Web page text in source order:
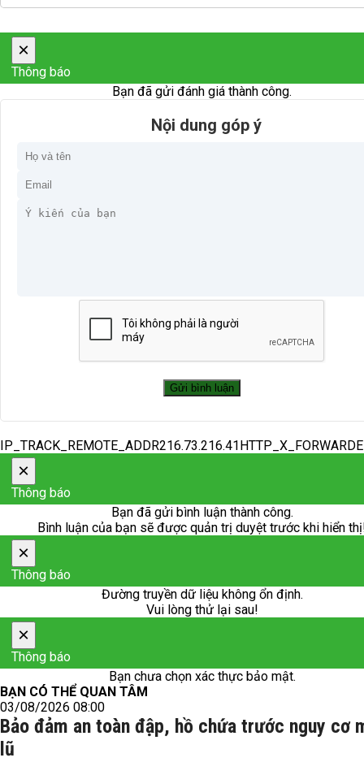
×
Thông báo
Bạn đã gửi đánh giá thành công.
Nội dung góp ý
×
Thông báo
Bạn đã gửi bình luận thành công.
Bình luận của bạn sẽ được quản trị duyệt trước khi hiển
×
Thông báo
Đường truyền dữ liệu không ổn định.
Vui lòng thử lại sau!
×
Thông báo
Bạn chưa chọn xác thực bảo mật.
BẠN CÓ THỂ QUAN TÂM
03/08/2026 08:00
Bảo đảm an toàn đập, hồ chứa trước nguy cơ
lũ